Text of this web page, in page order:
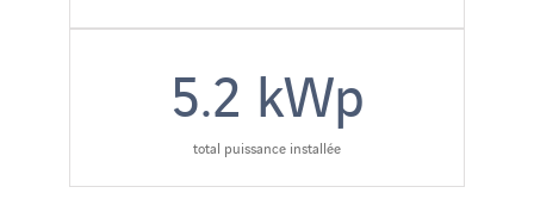
5.2 kWp
total puissance installée